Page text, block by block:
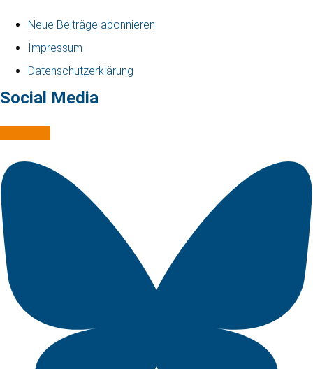
Neue Beiträge abonnieren
Impressum
Datenschutzerklärung
Social Media